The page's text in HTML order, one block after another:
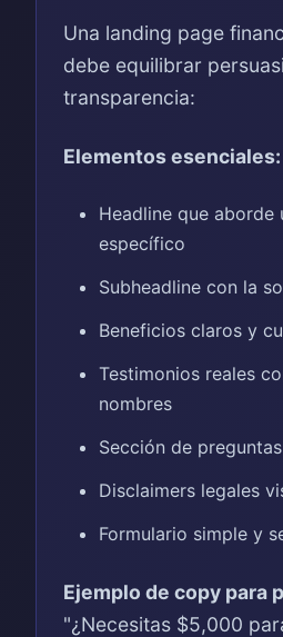
Una landing page
debe equilibrar
transparencia:
Elementos esenciales:
Headline que aborde
específico
Subheadline con la
Beneficios claros y
Testimonios reales
nombres
Sección de
Disclaimers legales
Formulario simple y
Ejemplo de copy para
"¿Necesitas $5,000